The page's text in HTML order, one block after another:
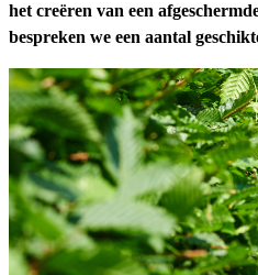
het creëren van een
bespreken we een aantal